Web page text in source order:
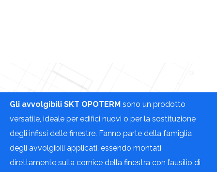
Gli avvolgibili SKT OPOTERM sono un prodotto
versatile, ideale per edifici nuovi o per la sostituzione
degli infissi delle finestre. Fanno parte della famiglia
degli avvolgibili applicati, essendo montati
direttamente sulla cornice della finestra con l’ausilio di